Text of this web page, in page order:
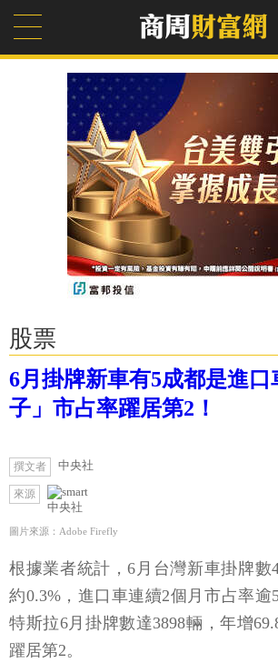
股票
6月掛牌新車有5成都是進口
子」市占率躍居第2！
撰文者 中央社
來源
中央社
圖片來源：Adobe Firefly
根據業者統計，6月台灣新車掛牌數
約0.3%，進口車連續2個月市占率逾
特斯拉6月掛牌數達3898輛，年增
躍居第2。